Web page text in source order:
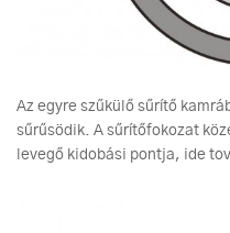
Az egyre szűkülő sűrítő
sűrűsödik. A sűrítőfokozat
levegő kidobási pontja, ide